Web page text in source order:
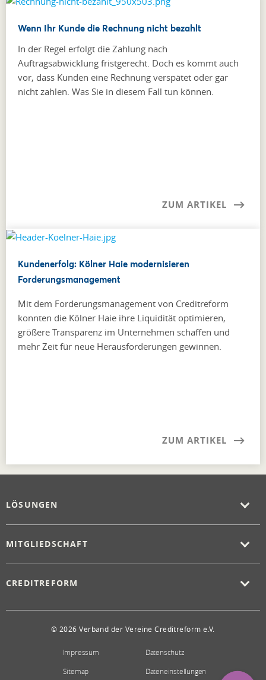
Wenn Ihr Kunde die Rechnung nicht bezahlt
In der Regel erfolgt die Zahlung nach
Auftragsabwicklung fristgerecht. Doch es kommt auch
vor, dass Kunden eine Rechnung verspätet oder gar
nicht zahlen. Was Sie in diesem Fall tun können.
ZUM ARTIKEL
Kundenerfolg: Kölner Haie modernisieren
Forderungsmanagement
Mit dem Forderungsmanagement von Creditreform
konnten die Kölner Haie ihre Liquidität optimieren,
größere Transparenz im Unternehmen schaffen und
mehr Zeit für neue Herausforderungen gewinnen.
ZUM ARTIKEL
LÖSUNGEN
MITGLIEDSCHAFT
CREDITREFORM
© 2026 Verband der Vereine Creditreform e.V.
Impressum
Datenschutz
Sitemap
Dateneinstellungen